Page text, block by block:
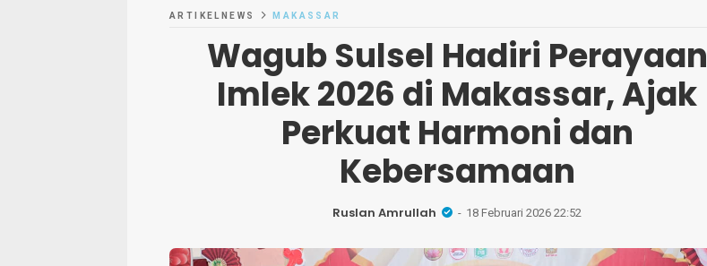
ARTIKELNEWS MAKASSAR
Wagub Sulsel Hadiri Perayaan
Imlek 2026 di Makassar, Ajak
Perkuat Harmoni dan
Kebersamaan
Ruslan Amrullah 18 Februari 2026 22:52